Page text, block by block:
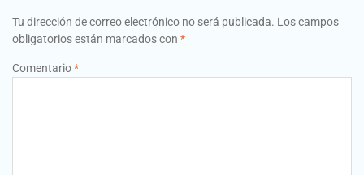
Tu dirección de correo electrónico no será publicada. Los campos
obligatorios están marcados con *
Comentario*